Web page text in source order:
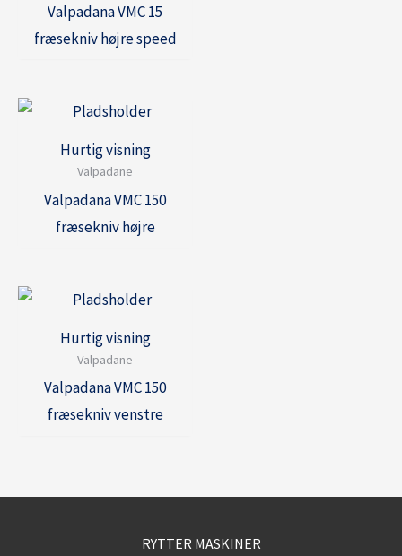
Valpadana VMC 15
fræsekniv højre speed
Hurtig visning
Valpadane
Valpadana VMC 150
fræsekniv højre
Hurtig visning
Valpadane
Valpadana VMC 150
fræsekniv venstre
RYTTER MASKINER